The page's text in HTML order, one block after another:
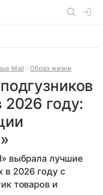
Mail Образ жизни
году:
выбрала лучшие
в 2026 году с
товаров и